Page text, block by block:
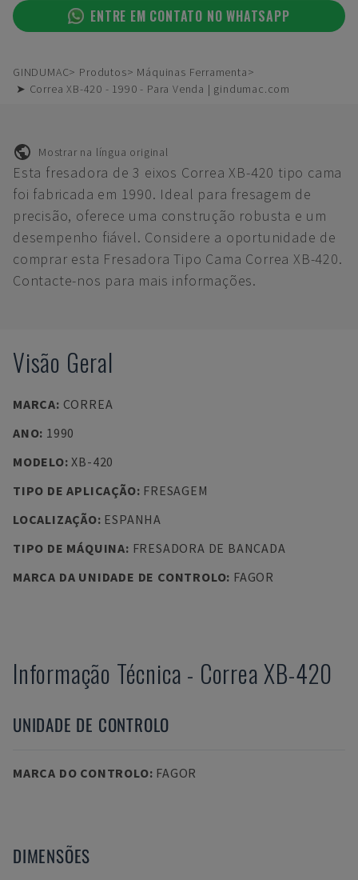
ENTRE EM CONTATO NO WHATSAPP
GINDUMAC Produtos
Máquinas Ferramenta
➤ Correa XB-420 - 1990 - Para Venda | gindumac.com
Mostrar na língua original
Esta fresadora de 3 eixos Correa XB-420 tipo cama
foi fabricada em 1990. Ideal para fresagem de
precisão, oferece uma construção robusta e um
desempenho fiável. Considere a oportunidade de
comprar esta Fresadora Tipo Cama Correa XB-420.
Contacte-nos para mais informações.
Visão Geral
MARCA: CORREA
ANO: 1990
MODELO:XB-420
TIPO DE APLICAÇÃO: FRESAGEM
LOCALIZAÇÃO: ESPANHA
TIPO DE MÁQUINA: FRESADORA DE BANCADA
MARCA DA UNIDADE DE CONTROLO: FAGOR
Informação Técnica - CorreaXB-420
UNIDADE DE CONTROLO
MARCA DO CONTROLO: FAGOR
DIMENSÕES